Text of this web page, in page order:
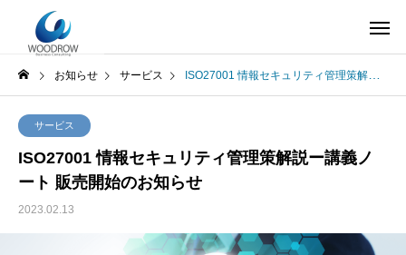
お知らせ サービス ISO27001 情報セキュリティ管理策解説ー講義ノート 販売開始のお知らせ
サービス
ISO27001 情報セキュリティ管理策解説ー講義ノ
ート 販売開始のお知らせ
2023.02.13